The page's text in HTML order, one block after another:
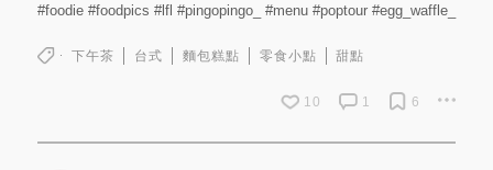
#foodie #foodpics #lfl #pingopingo_ #menu #poptour #egg_waffle_
下午茶 台式 麵包糕點 零食小點 甜點
10 1 6